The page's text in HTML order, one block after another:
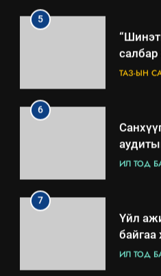
6
ИЛ ТОД
7
Үйл
байгаа
ИЛ ТОД
8
явуулж
ИЛ ТОД